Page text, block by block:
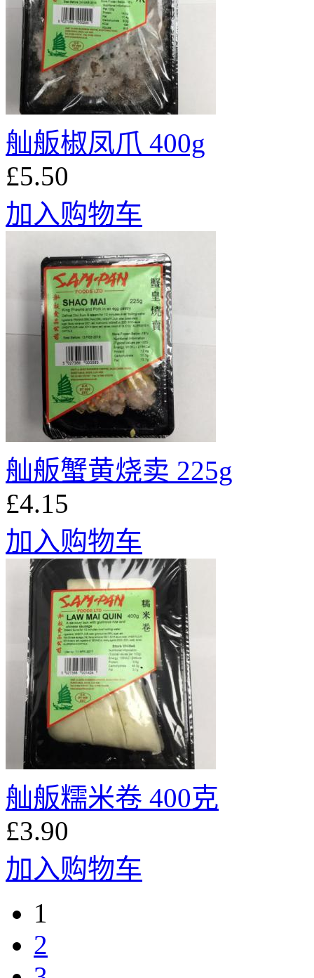
舢舨椒凤爪 400g
£5.50
加入购物车
舢舨蟹黄烧卖 225g
£4.15
加入购物车
舢舨糯米卷 400克
£3.90
加入购物车
1
2